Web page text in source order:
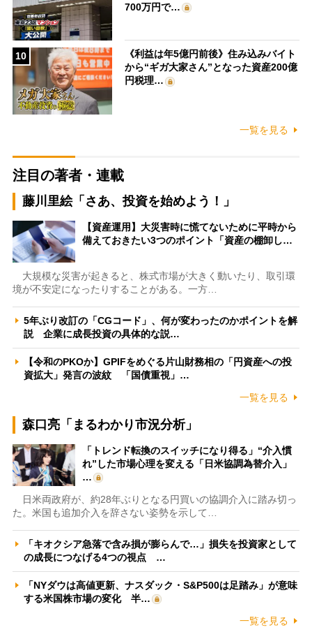
700万円で…
10
《利益は年5億円前後》住み込みバイト
から“ギガ大家さん”となった資産200億
円税理…
一覧を見る
注目の著者・連載
藤川里絵「さあ、投資を始めよう！」
【資産運用】大災害時に慌てないために平時から
備えておきたい3つのポイント「資産の棚卸し…
大規模な災害が起きると、株式市場が大きく動いたり、取引環
境が不安定になったりすることがある。一方…
5年ぶり改訂の「CGコード」、何が変わったのかポイントを解
説 企業に成長投資の具体的な説…
【令和のPKOか】GPIFをめぐる片山財務相の「円資産への投
資拡大」発言の波紋 「国債重視」…
一覧を見る
森口亮「まるわかり市況分析」
「トレンド転換のスイッチになり得る」“介入慣
れ”した市場心理を変える「日米協調為替介入」
…
日米両政府が、約28年ぶりとなる円買いの協調介入に踏み切っ
た。米国も追加介入を辞さない姿勢を示して…
「キオクシア急落で含み損が膨らんで…」損失を投資家として
の成長につなげる4つの視点 …
「NYダウは高値更新、ナスダック・S&P500は足踏み」が意味
する米国株市場の変化 半…
一覧を見る